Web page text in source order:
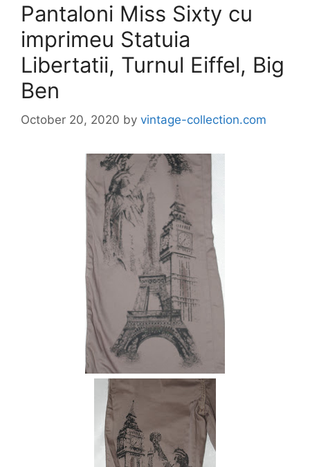
Pantaloni Miss Sixty cu
imprimeu Statuia
Libertatii, Turnul Eiffel, Big
Ben
October 20, 2020 by vintage-collection.com